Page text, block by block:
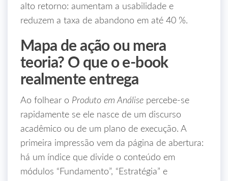
alto retorno: aumentam a usabilidade e
reduzem a taxa de abandono em até 40 %.
Mapa de ação ou mera
teoria? O que o e‑book
realmente entrega
Ao folhear o Produto em Análise percebe‑se
rapidamente se ele nasce de um discurso
acadêmico ou de um plano de execução. A
primeira impressão vem da página de abertura:
há um índice que divide o conteúdo em
módulos “Fundamento”, “Estratégia” e